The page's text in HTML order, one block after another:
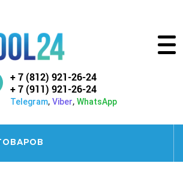
+ 7 (812) 921-26-24
+ 7 (911) 921-26-24
Telegram, Viber, WhatsApp